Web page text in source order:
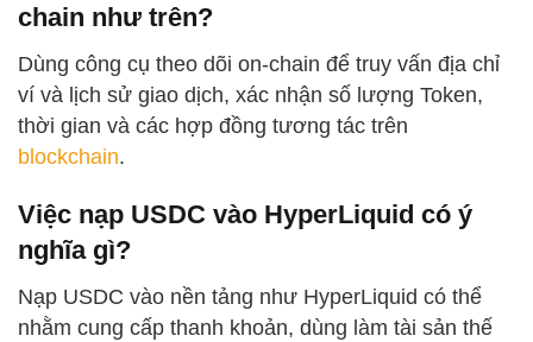
chain như trên?
Dùng công cụ theo dõi on-chain để truy vấn địa chỉ
ví và lịch sử giao dịch, xác nhận số lượng Token,
thời gian và các hợp đồng tương tác trên
blockchain.
Việc nạp USDC vào HyperLiquid có ý
nghĩa gì?
Nạp USDC vào nền tảng như HyperLiquid có thể
nhằm cung cấp thanh khoản, dùng làm tài sản thế